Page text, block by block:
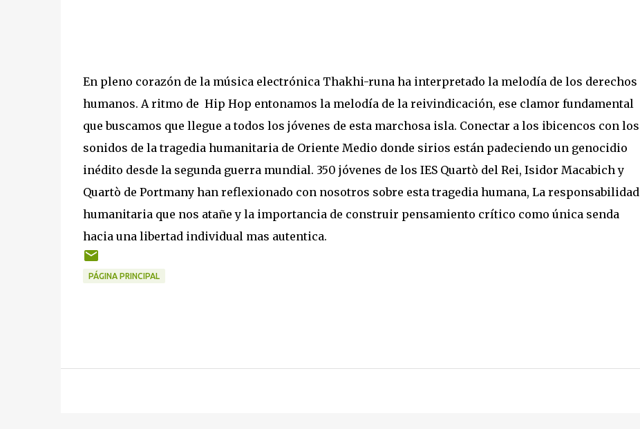
En pleno corazón de la música electrónica Thakhi-runa ha interpretado la melodía de los derechos
humanos. A ritmo de Hip Hop entonamos la melodía de la reivindicación, ese clamor fundamental
que buscamos que llegue a todos los jóvenes de esta marchosa isla. Conectar a los ibicencos con los
sonidos de la tragedia humanitaria de Oriente Medio donde sirios están padeciendo un genocidio
inédito desde la segunda guerra mundial. 350 jóvenes de los IES Quartò del Rei, Isidor Macabich y
Quartò de Portmany han reflexionado con nosotros sobre esta tragedia humana, La responsabilidad
humanitaria que nos atañe y la importancia de construir pensamiento crítico como única senda
hacia una libertad individual mas autentica.
PÁGINA PRINCIPAL